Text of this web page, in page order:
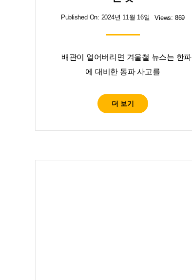
Published On: 2024년 11월 16일 Views: 869
배관이 얼어버리면 겨울철 뉴스는 한파
에 대비한 동파 사고를
더 보기